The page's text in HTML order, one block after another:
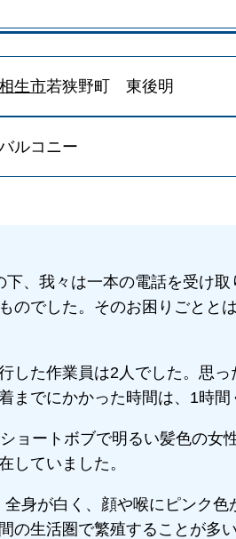
生市若狭野町 東後明
ルコニー
、我々は一本の電話を受け
のでした。そのお困りごとと
した作業員は2人でした。思
でにかかった時間は、1時間
ートボブで明るい髪色の女
していました。
身が白く、顔や喉にピンク
生活圏で繁殖することが多い